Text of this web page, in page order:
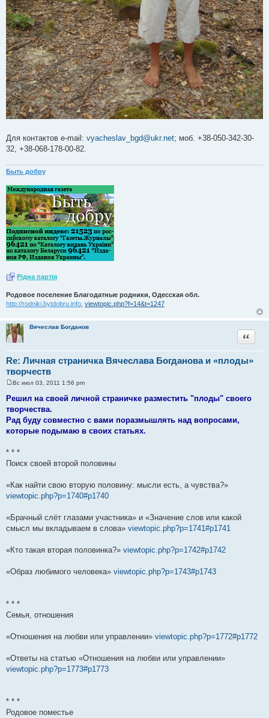
Для контактов e-mail: vyacheslav_bgd@ukr.net; моб. +38-050-342-30-
32, +38-068-178-00-82.
Быть добру
Рiдна партiя
Родовое поселение Благодатные родники, Одесская обл.
http://rodniki.bytdobru.info viewtopic.php?f=14&t=1247
Вячеслав Богданов
Re: Личная страничка Вячеслава Богданова и «плоды»
творчеств
Цитата
о
б
е
н
Вс июл 03, 2011 1:56 pm
Решил на своей личной страничке разместить "плоды" своего
творчества.
Рад буду совместно с вами поразмышлять над вопросами,
которые подымаю в своих статьях.
* * *
Поиск своей второй половины
«Как найти свою вторую половину: мысли есть, а чувства?»
viewtopic.php?p=1740#p1740
«Брачный слёт глазами участника» и «Значение слов или какой
смысл мы вкладываем в слова» viewtopic.php?p=1741#p1741
«Кто такая вторая половинка?» viewtopic.php?p=1742#p1742
«Образ любимого человека» viewtopic.php?p=1743#p1743
* * *
Семья, отношения
«Отношения на любви или управлении» viewtopic.php?p=1772#p1772
«Ответы на статью «Отношения на любви или управлении»
viewtopic.php?p=1773#p1773
* * *
Родовое поместье